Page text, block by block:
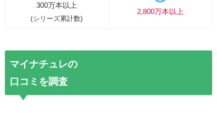
300万本以上
(シリーズ累計数)
2,800万本以上
マイナチュレの
口コミを調査